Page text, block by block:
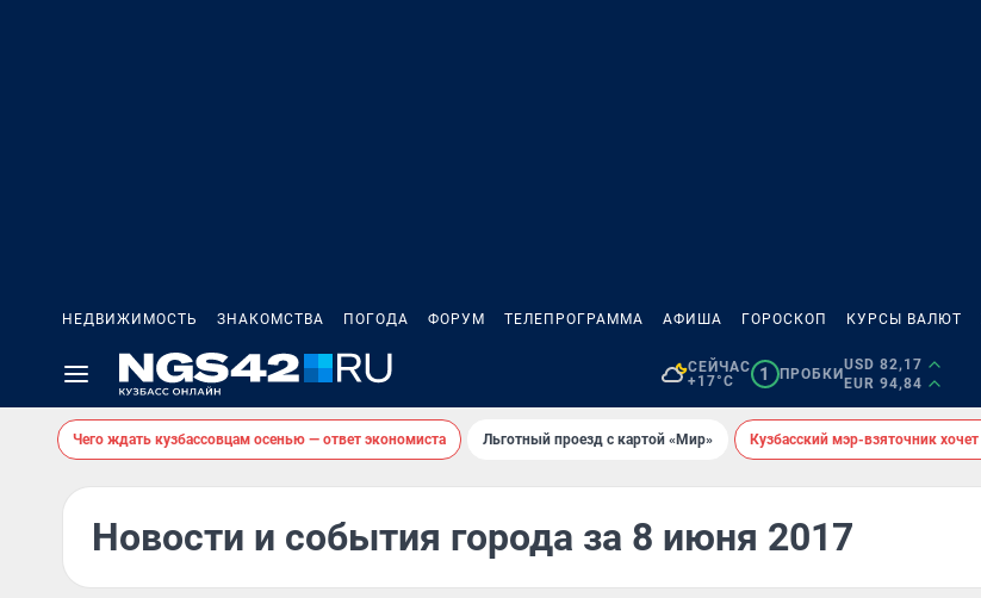
НЕДВИЖИМОСТЬ ЗНАКОМСТВА ПОГОДА ФОРУМ ТЕЛЕПРОГРАММА АФИША ГОРОСКОП КУРСЫ ВАЛЮТ
СЕЙЧАС
+17°C
1 ПРОБКИ
USD 82,17
EUR 94,84
Чего ждать кузбассовцам осенью — ответ экономиста Льготный проезд с картой «Мир» Кузбасский мэр-взяточник
Новости и события города за 8 июня 2017